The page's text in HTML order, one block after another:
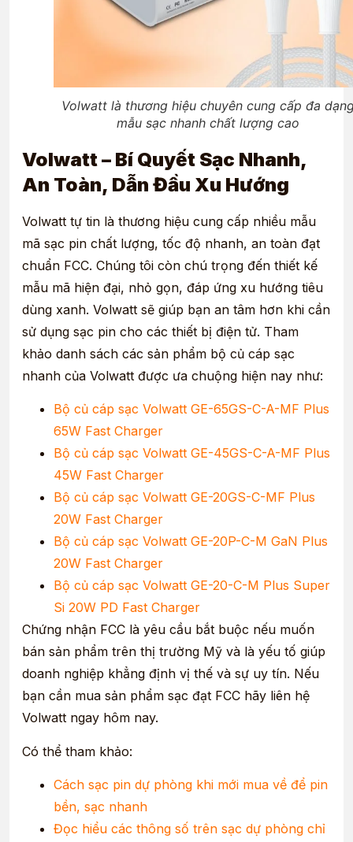
Volwatt là thương hiệu chuyên cung cấp đa
mẫu sạc nhanh chất lượng cao
Volwatt – Bí Quyết Sạc Nhanh,
An Toàn, Dẫn Đầu Xu Hướng
Volwatt tự tin là thương hiệu cung cấp nhiều mẫu
mã sạc pin chất lượng, tốc độ nhanh, an toàn đạt
chuẩn FCC. Chúng tôi còn chú trọng đến thiết kế
mẫu mã hiện đại, nhỏ gọn, đáp ứng xu hướng tiêu
dùng xanh. Volwatt sẽ giúp bạn an tâm hơn khi cần
sử dụng sạc pin cho các thiết bị điện tử. Tham
khảo danh sách các sản phẩm bộ củ cáp sạc
nhanh của Volwatt được ưa chuộng hiện nay như:
Bộ củ cáp sạc Volwatt GE-65GS-C-A-MF Plus
65W Fast Charger
Bộ củ cáp sạc Volwatt GE-45GS-C-A-MF Plus
45W Fast Charger
Bộ củ cáp sạc Volwatt GE-20GS-C-MF Plus
20W Fast Charger
Bộ củ cáp sạc Volwatt GE-20P-C-M GaN Plus
20W Fast Charger
Bộ củ cáp sạc Volwatt GE-20-C-M Plus Super
Si 20W PD Fast Charger
Chứng nhận FCC là yêu cầu bắt buộc nếu muốn
bán sản phẩm trên thị trường Mỹ và là yếu tố giúp
doanh nghiệp khẳng định vị thế và sự uy tín. Nếu
bạn cần mua sản phẩm sạc đạt FCC hãy liên hệ
Volwatt ngay hôm nay.
Có thể tham khảo:
Cách sạc pin dự phòng khi mới mua về để pin
bền, sạc nhanh
Đọc hiểu các thông số trên sạc dự phòng chỉ